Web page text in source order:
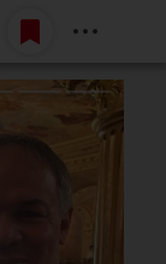
Belépés